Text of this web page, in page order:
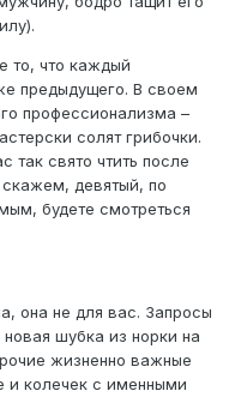
то, что каждый
предыдущего. В своем
профессионализма –
солят грибочки.
так свято чтить после
девятый, по
будете смотреться
она не для вас. Запросы
шубка из норки на
жизненно важные
и колечек с именными